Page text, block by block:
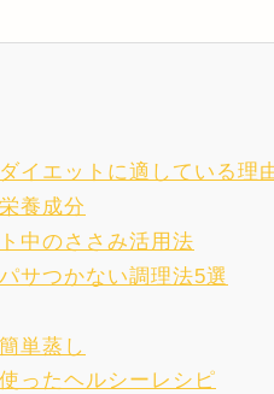
イエットに適している理
養成分
中のささみ活用法
サつかない調理法5選
単蒸し
ったヘルシーレシピ